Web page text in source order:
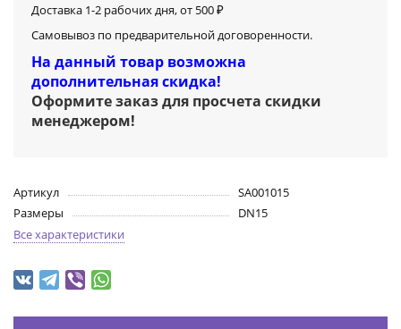
Доставка 1-2 рабочих дня, от 500 ₽
Самовывоз по предварительной договоренности.
На данный товар возможна
дополнительная скидка!
Оформите заказ для просчета скидки
менеджером!
Артикул
SA001015
Размеры
DN15
Все характеристики